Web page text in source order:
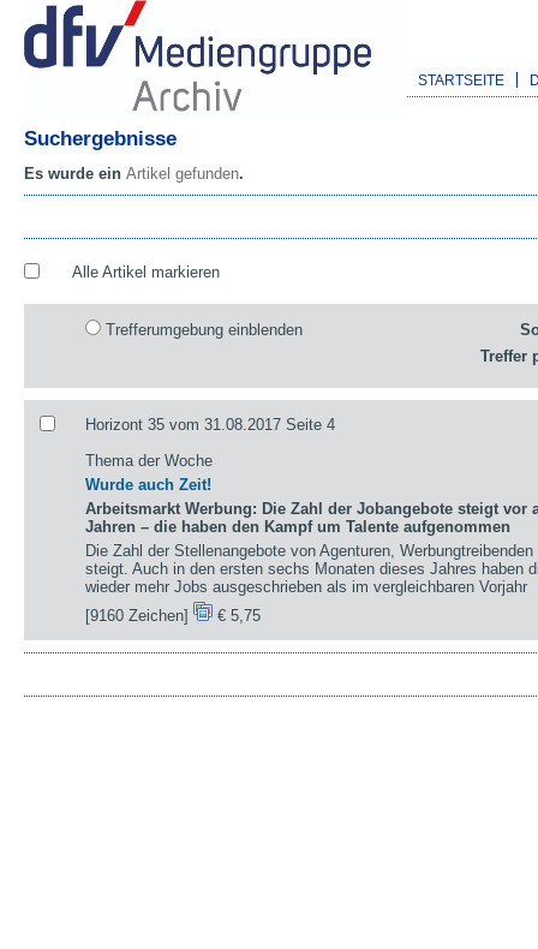
STARTSEITE
Suchergebnisse
Es wurde ein Artikel gefunden.
Alle Artikel markieren
Trefferumgebung einblenden
Treffer
Horizont 35 vom 31.08.2017 Seite 4
Thema der Woche
Wurde auch Zeit!
Arbeitsmarkt Werbung: Die Zahl der Jobangebote steigt vor
Jahren – die haben den Kampf um Talente aufgenommen
Die Zahl der Stellenangebote von Agenturen,
steigt. Auch in den ersten sechs Monaten dieses Jahres haben
wieder mehr Jobs ausgeschrieben als im vergleichbaren Vorjahr
[9160 Zeichen]
€ 5,75